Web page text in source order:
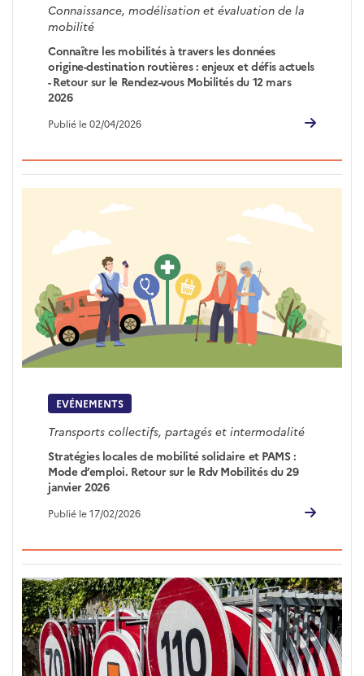
Connaissance, modélisation et évaluation de la
mobilité
Connaître les mobilités à travers les données
origine-destination routières : enjeux et défis actuels
- Retour sur le Rendez-vous Mobilités du 12 mars
2026
Publié le 02/04/2026
EVÉNEMENTS
Transports collectifs, partagés et intermodalité
Stratégies locales de mobilité solidaire et PAMS :
Mode d’emploi. Retour sur le Rdv Mobilités du 29
janvier 2026
Publié le 17/02/2026